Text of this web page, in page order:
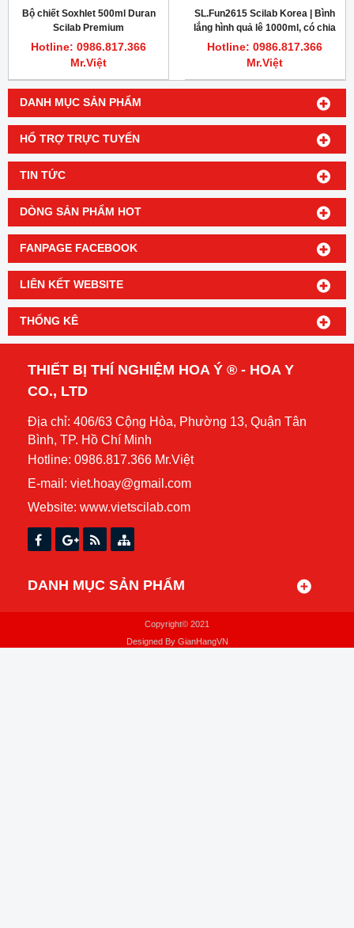
DANH MỤC SẢN PHẨM
HỔ TRỢ TRỰC TUYẾN
TIN TỨC
DÒNG SẢN PHẨM HOT
FANPAGE FACEBOOK
LIÊN KẾT WEBSITE
THỐNG KÊ
Bộ chiết Soxhlet 500ml Duran
Scilab Premium
Hotline: 0986.817.366
Mr.Việt
SL.Fun2615 Scilab Korea | Bình
lắng hình quả lê 1000ml, có chia
vạch 50ml
Hotline: 0986.817.366
Mr.Việt
THIẾT BỊ THÍ NGHIỆM HOA Ý ® - HOA Y
CO., LTD
Địa chỉ: 406/63 Cộng Hòa, Phường 13, Quận Tân
Bình, TP. Hồ Chí Minh
Hotline: 0986.817.366 Mr.Việt
E-mail: viet.hoay@gmail.com
Website: www.vietscilab.com
DANH MỤC SẢN PHẨM
Copyright© 2021
Designed By GianHangVN